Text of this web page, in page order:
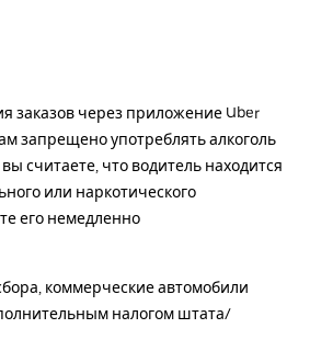
заказов через приложение Uber
запрещено употреблять алкоголь
считаете, что водитель находится
или наркотического
его немедленно
коммерческие автомобили
налогом штата/